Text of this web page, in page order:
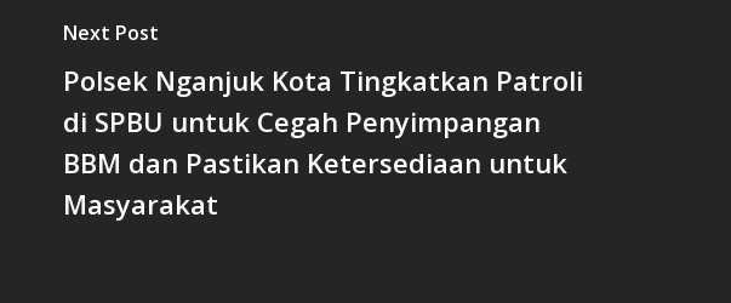
Next Post
Polsek Nganjuk Kota Tingkatkan Patroli
di SPBU untuk Cegah Penyimpangan
BBM dan Pastikan Ketersediaan untuk
Masyarakat